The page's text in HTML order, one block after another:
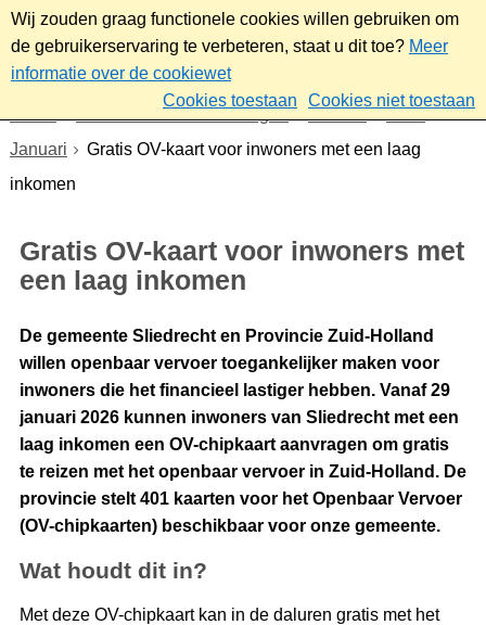
Wij zouden graag functionele cookies willen gebruiken om
de gebruikerservaring te verbeteren, staat u dit toe? Meer
informatie over de cookiewet
Cookies toestaan
Cookies niet toestaan
Nieuws & bekendmakingen Nieuws
2026
Januari
Gratis OV-kaart voor inwoners met een laag
inkomen
Gratis OV-kaart voor inwoners met
een laag inkomen
De gemeente Sliedrecht en Provincie Zuid-Holland
willen openbaar vervoer toegankelijker maken voor
inwoners die het financieel lastiger hebben. Vanaf 29
januari 2026 kunnen inwoners van Sliedrecht met een
laag inkomen een OV-chipkaart aanvragen om gratis
te reizen met het openbaar vervoer in Zuid-Holland. De
provincie stelt 401 kaarten voor het Openbaar Vervoer
(OV-chipkaarten) beschikbaar voor onze gemeente.
Wat houdt dit in?
Met deze OV-chipkaart kan in de daluren gratis met het